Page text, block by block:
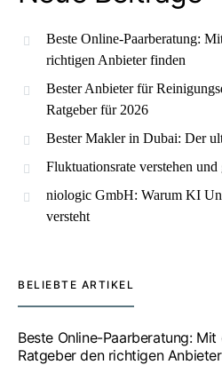
Beste Online-Paarberatung:
richtigen Anbieter finden
Bester Anbieter für
Ratgeber für 2026
Bester Makler in Dubai: Der
Fluktuationsrate verstehen und
niologic GmbH: Warum KI
versteht
BELIEBTE ARTIKEL
Beste Online-Paarberatung: Mit
Ratgeber den richtigen